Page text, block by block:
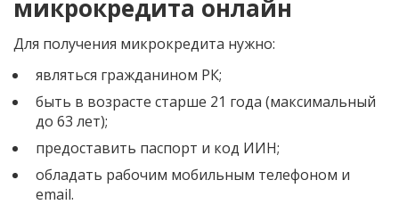
микрокредита онлайн
Для получения микрокредита нужно:
являться гражданином РК;
быть в возрасте старше 21 года (максимальный
до 63 лет);
предоставить паспорт и код ИИН;
обладать рабочим мобильным телефоном и
email.